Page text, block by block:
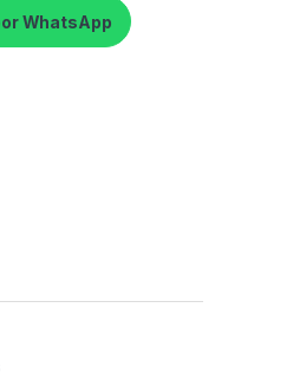
Language - Radeon Graphics - 8
WhatsApp